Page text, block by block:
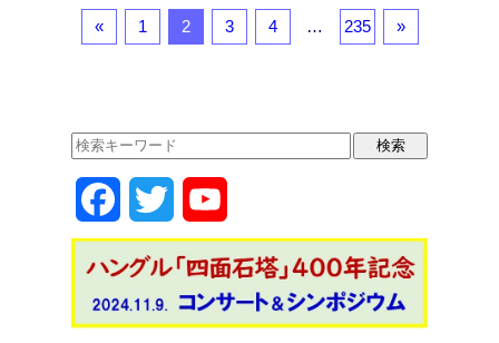
e
b
o
k
o
d
n
« 1 2 3 4 … 235 »
a
e
w
t
o
u
T